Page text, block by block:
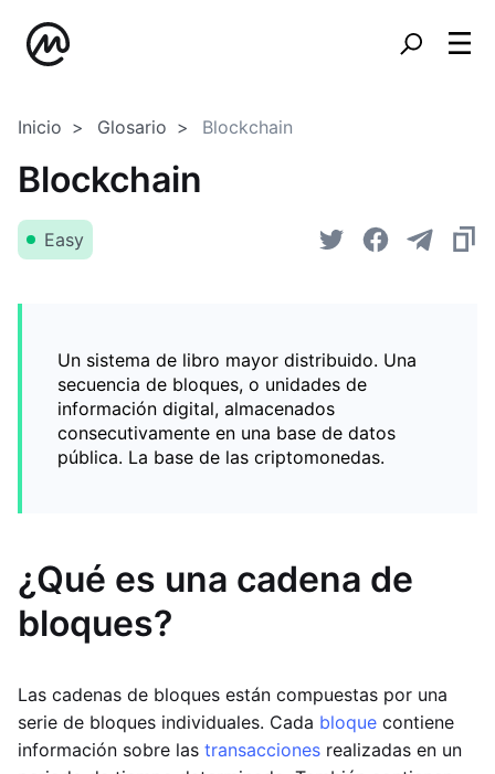
Inicio Glosario Blockchain
Blockchain
Easy
Un sistema de libro mayor distribuido. Una
secuencia de bloques, o unidades de
información digital, almacenados
consecutivamente en una base de datos
pública. La base de las criptomonedas.
¿Qué es una cadena de
bloques?
Las cadenas de bloques están compuestas por una
serie de bloques individuales. Cada bloque contiene
información sobre las transacciones realizadas en un